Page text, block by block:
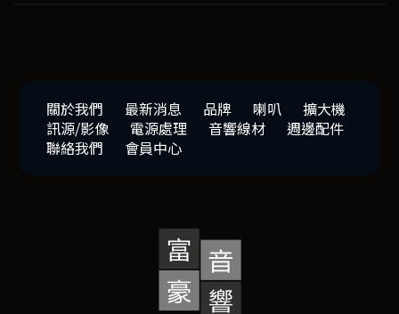
關於我們 最新消息 品牌 喇叭
擴大機
訊源/影像
電源處理 音響線材
週邊配件
聯絡我們
會員中心